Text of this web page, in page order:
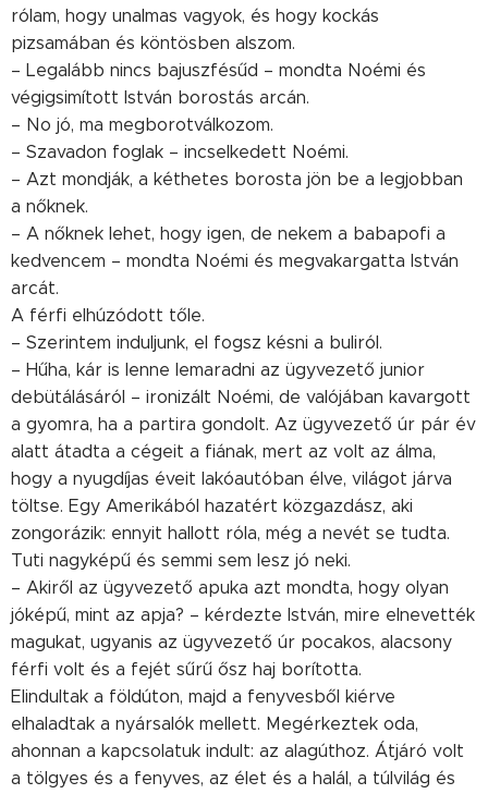
rólam, hogy unalmas vagyok, és hogy kockás
pizsamában és köntösben alszom.
– Legalább nincs bajuszfésűd – mondta Noémi és
végigsimított István borostás arcán.
– No jó, ma megborotválkozom.
– Szavadon foglak – incselkedett Noémi.
– Azt mondják, a kéthetes borosta jön be a legjobban
a nőknek.
– A nőknek lehet, hogy igen, de nekem a babapofi a
kedvencem – mondta Noémi és megvakargatta István
arcát.
A férfi elhúzódott tőle.
– Szerintem induljunk, el fogsz késni a buliról.
– Hűha, kár is lenne lemaradni az ügyvezető junior
debütálásáról – ironizált Noémi, de valójában kavargott
a gyomra, ha a partira gondolt. Az ügyvezető úr pár év
alatt átadta a cégeit a fiának, mert az volt az álma,
hogy a nyugdíjas éveit lakóautóban élve, világot járva
töltse. Egy Amerikából hazatért közgazdász, aki
zongorázik: ennyit hallott róla, még a nevét se tudta.
Tuti nagyképű és semmi sem lesz jó neki.
– Akiről az ügyvezető apuka azt mondta, hogy olyan
jóképű, mint az apja? – kérdezte István, mire elnevették
magukat, ugyanis az ügyvezető úr pocakos, alacsony
férfi volt és a fejét sűrű ősz haj borította.
Elindultak a földúton, majd a fenyvesből kiérve
elhaladtak a nyársalók mellett. Megérkeztek oda,
ahonnan a kapcsolatuk indult: az alagúthoz. Átjáró volt
a tölgyes és a fenyves, az élet és a halál, a túlvilág és